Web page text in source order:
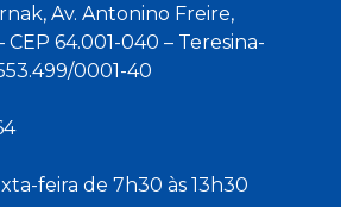
Av. Antonino Freire,
CEP 64.001-040 – Teresina-
0001-40
feira de 7h30 às 13h30